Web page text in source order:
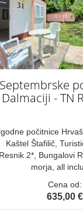
Septembrske
Dalmaciji - TN
počitnice
Kaštel Štafilič,
Resnik 2*, Bungalovi
morja, all
Cena od:
635,00 €